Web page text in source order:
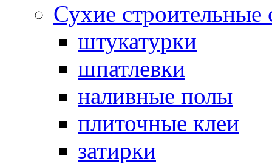
Сухие строительные
штукатурки
шпатлевки
наливные полы
плиточные клеи
затирки